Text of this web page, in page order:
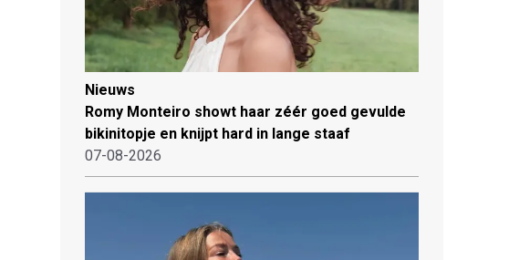
Nieuws
Romy Monteiro showt haar zéér goed gevulde
bikinitopje en knijpt hard in lange staaf
07-08-2026